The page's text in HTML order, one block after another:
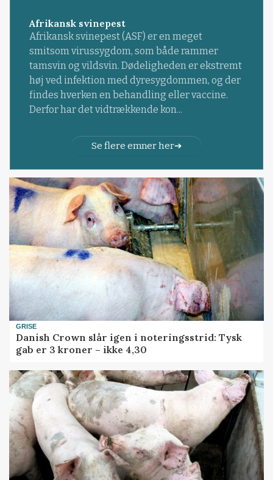
Afrikansk svinepest
Afrikansk svinepest (ASF) er en meget
smitsom virussygdom, som både rammer
tamsvin og vildsvin. Dødeligheden er ekstremt
høj ved infektion med dyresygdommen, og der
findes hverken en behandling eller vaccine.
Derfor har det vidtrækkende kon...
Se flere emner her
GRISE
Danish Crown slår igen i noteringsstrid: Tysk
gab er 3 kroner – ikke 4,30